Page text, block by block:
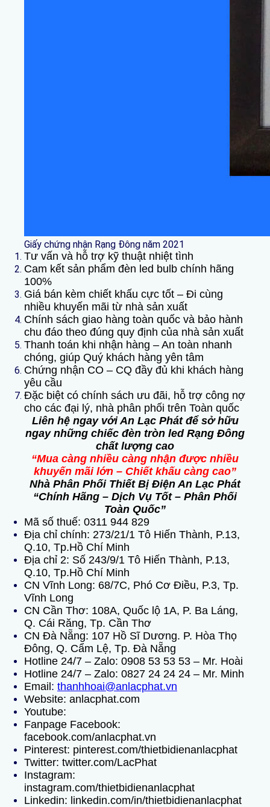
Giấy chứng nhận Rạng Đông năm 2021
Tư vấn và hỗ trợ kỹ thuật nhiệt tình
Cam kết sản phẩm đèn led bulb chính hãng
100%
Giá bán kèm chiết khấu cực tốt – Đi cùng
nhiều khuyến mãi từ nhà sản xuất
Chính sách giao hàng toàn quốc và bảo hành
chu đáo theo đúng quy định của nhà sản xuất
Thanh toán khi nhận hàng – An toàn nhanh
chóng, giúp Quý khách hàng yên tâm
Chứng nhận CO – CQ đầy đủ khi khách hàng
yêu cầu
Đặc biệt có chính sách ưu đãi, hỗ trợ công nợ
cho các đại lý, nhà phân phối trên Toàn quốc
Liên hệ ngay với An Lạc Phát để sở hữu
ngay những chiếc đèn tròn led Rạng Đông
chất lượng cao
“Mua càng nhiều càng nhận được nhiều
khuyến mãi lớn – Chiết khấu càng cao”
Nhà Phân Phối Thiết Bị Điện An Lạc Phát
“Chính Hãng – Dịch Vụ Tốt – Phân Phối
Toàn Quốc”
Mã số thuế: 0311 944 829
Địa chỉ chính: 273/21/1 Tô Hiến Thành, P.13,
Q.10, Tp.Hồ Chí Minh
Địa chỉ 2: Số 243/9/1 Tô Hiến Thành, P.13,
Q.10, Tp.Hồ Chí Minh
CN Vĩnh Long: 68/7C, Phó Cơ Điều, P.3, Tp.
Vĩnh Long
CN Cần Thơ: 108A, Quốc lộ 1A, P. Ba Láng,
Q. Cái Răng, Tp. Cần Thơ
CN Đà Nẵng: 107 Hồ Sĩ Dương. P. Hòa Thọ
Đông, Q. Cẩm Lệ, Tp. Đà Nẵng
Hotline 24/7 – Zalo: 0908 53 53 53 – Mr. Hoài
Hotline 24/7 – Zalo: 0827 24 24 24 – Mr. Minh
Email : thanhhoai@anlacphat.vn
Website: anlacphat.com
Youtube:
Fanpage Facebook:
facebook.com/anlacphat.vn
Pinterest: pinterest.com/thietbidienanlacphat
Twitter: twitter.com/LacPhat
Instagram:
instagram.com/thietbidienanlacphat
Linkedin: linkedin.com/in/thietbidienanlacphat